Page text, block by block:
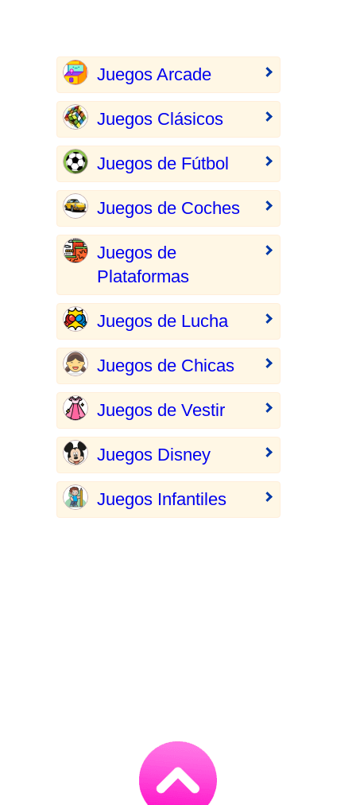
Juegos Arcade
Juegos Clásicos
Juegos de Fútbol
Juegos de Coches
Juegos de
Plataformas
Juegos de Lucha
Juegos de Chicas
Juegos de Vestir
Juegos Disney
Juegos Infantiles